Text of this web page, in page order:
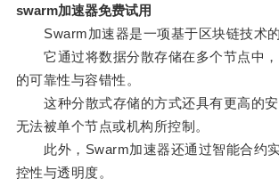
swarm加速器免费试用
Swarm加速器是一项基于区块链技术的
它通过将数据分散存储在多个节点中，
的可靠性与容错性。
这种分散式存储的方式还具有更高的安
无法被单个节点或机构所控制。
此外，Swarm加速器还通过智能合约
控性与透明度。